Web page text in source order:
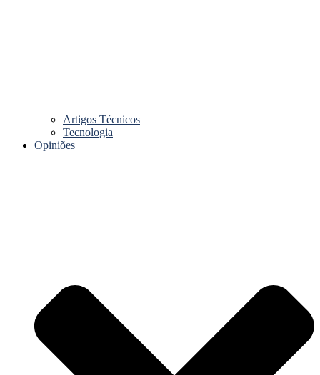
Artigos Técnicos
Tecnologia
Opiniões